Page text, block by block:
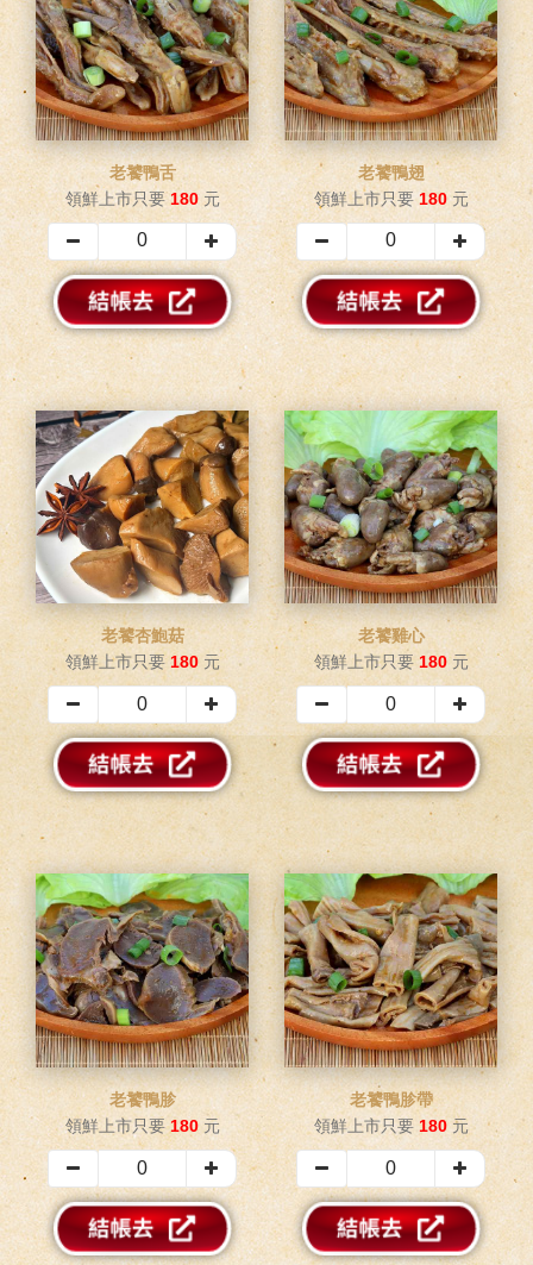
老饕鴨舌
領鮮上市只要180元
老饕鴨翅
領鮮上市只要180元
老饕杏鮑菇
領鮮上市只要180元
老饕雞心
領鮮上市只要180元
老饕鴨胗
領鮮上市只要180元
老饕鴨胗帶
領鮮上市只要 180元